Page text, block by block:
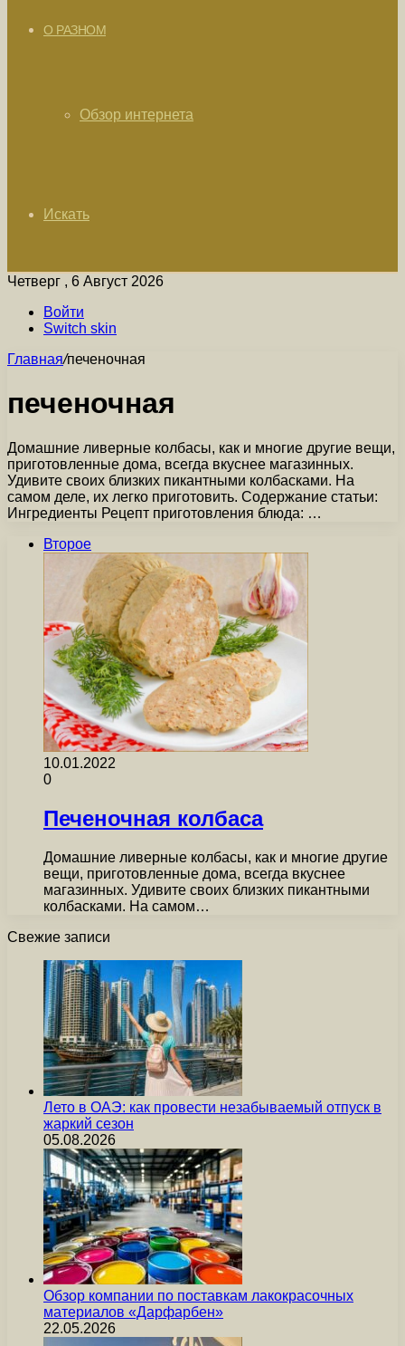
О РАЗНОМ
Обзор интернета
Искать
Четверг , 6 Август 2026
Войти
Switch skin
Главная/печеночная
печеночная
Домашние ливерные колбасы, как и многие другие вещи,
приготовленные дома, всегда вкуснее магазинных.
Удивите своих близких пикантными колбасками. На
самом деле, их легко приготовить. Содержание статьи:
Ингредиенты Рецепт приготовления блюда: …
Второе
10.01.2022
0
Печеночная колбаса
Домашние ливерные колбасы, как и многие другие
вещи, приготовленные дома, всегда вкуснее
магазинных. Удивите своих близких пикантными
колбасками. На самом…
Свежие записи
Лето в ОАЭ: как провести незабываемый отпуск в
жаркий сезон
05.08.2026
Обзор компании по поставкам лакокрасочных
материалов «Дарфарбен»
22.05.2026